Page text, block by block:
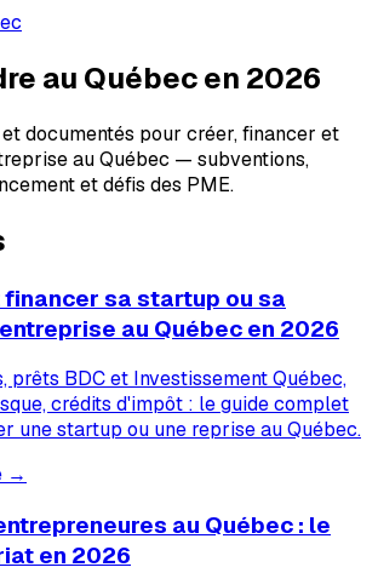
au Québec en 2026
documentés pour créer, financer et
au Québec — subventions,
et défis des PME.
financer sa startup ou sa
au Québec en 2026
prêts BDC et Investissement Québec,
crédits d'impôt : le guide complet
une startup ou une reprise au Québec.
→
au Québec : le
en 2026